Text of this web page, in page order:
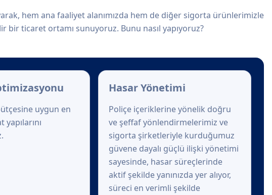
hem ana faaliyet alanımızda hem de diğer sigorta ürünlerimizle
ticaret ortamı sunuyoruz. Bunu nasıl yapıyoruz?
uygun en
Hasar Yönetimi
Poliçe içeriklerine yönelik doğru
ve şeffaf yönlendirmelerimiz ve
sigorta şirketleriyle kurduğumuz
güvene dayalı güçlü ilişki yönetimi
sayesinde, hasar süreçlerinde
aktif şekilde yanınızda yer alıyor,
süreci en verimli şekilde